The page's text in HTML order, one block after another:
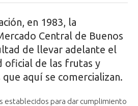
en 1983, la
Central de Buenos
de llevar adelante el
oficial de las frutas y
aquí se comercializan.
establecidos para dar cumplimiento